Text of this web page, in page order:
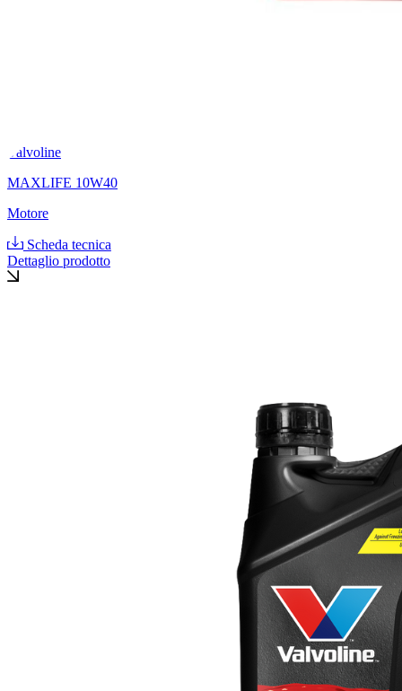
Valvoline
MAXLIFE 10W40
Motore
Scheda tecnica
Dettaglio prodotto